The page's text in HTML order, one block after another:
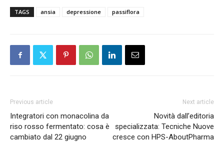
TAGS ansia depressione passiflora
Previous article
Integratori con monacolina da
riso rosso fermentato: cosa è
cambiato dal 22 giugno
Next article
Novità dall’editoria
specializzata: Tecniche Nuove
cresce con HPS-AboutPharma